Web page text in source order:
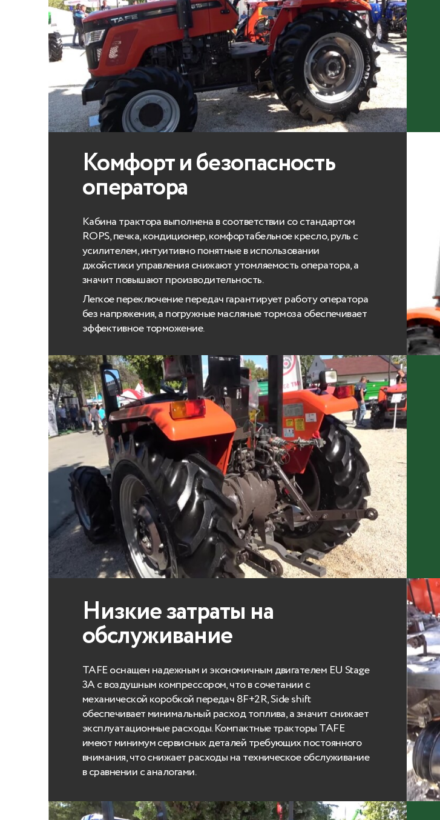
Комфорт и безопасность
оператора
Кабина трактора выполнена в соответствии со стандартом
ROPS, печка, кондиционер, комфортабельное кресло, руль с
усилителем, интуитивно понятные в использовании
джойстики управления снижают утомляемость оператора, а
значит повышают производительность.
Легкое переключение передач гарантирует работу оператора
без напряжения, а погружные масляные тормоза обеспечивает
эффективное торможение.
Низкие затраты на
обслуживание
TAFE оснащен надежным и экономичным двигателем EU Stage
3A с воздушным компрессором, что в сочетании с
механической коробкой передач 8F+2R, Side shift
обеспечивает минимальный расход топлива, а значит снижает
эксплуатационные расходы. Компактные тракторы TAFE
имеют минимум сервисных деталей требующих постоянного
внимания, что снижает расходы на техническое обслуживание
в сравнении с аналогами.